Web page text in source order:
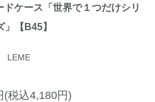
ケース「世界で１つだけシリ
」【B45】
LEME
(税込4,180円)